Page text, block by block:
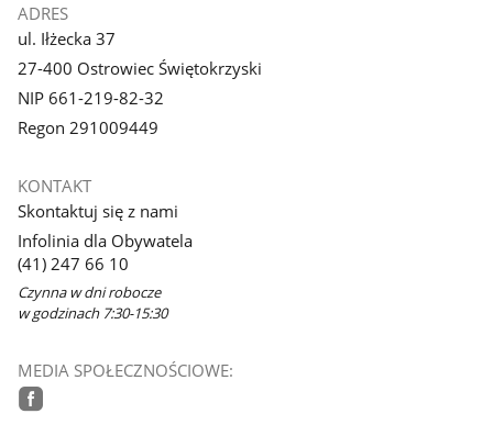
ADRES
ul. Iłżecka 37
27-400 Ostrowiec Świętokrzyski
NIP 661-219-82-32
Regon 291009449
KONTAKT
Skontaktuj się z nami
Infolinia dla Obywatela
(41) 247 66 10
Czynna w dni robocze
w godzinach 7:30-15:30
MEDIA SPOŁECZNOŚCIOWE: